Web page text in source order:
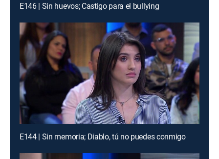
E146 | Sin huevos; Castigo para el bullying
E144 | Sin memoria; Diablo, tú no puedes conmigo